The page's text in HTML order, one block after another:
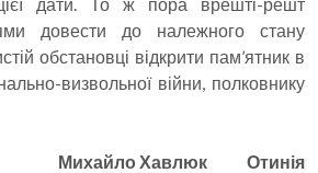
довести до належного стану
обстановці відкрити пам’ятник в
визвольної війни, полковнику
Михайло Хавлюк Отинія